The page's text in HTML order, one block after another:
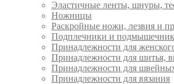
Эластичные ленты, шнуры,
Ножницы
Раскройные ножи, лезвия и
Подплечники и
Принадлежности для
Принадлежности для шитья,
Принадлежности для
Принадлежности для вязания